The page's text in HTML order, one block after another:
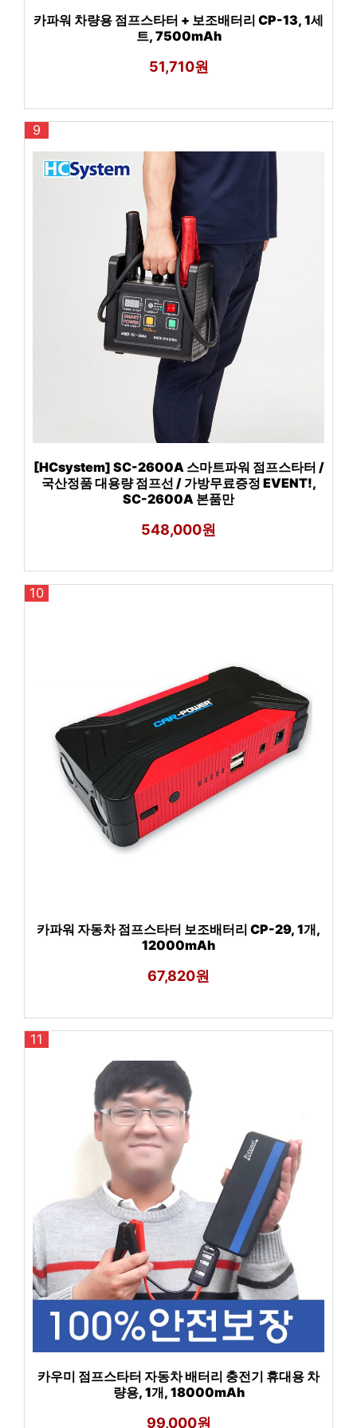
카파워 차량용 점프스타터 + 보조배터리 CP-13, 1세
트, 7500mAh
51,710원
9
[HCsystem] SC-2600A 스마트파워 점프스타터 /
국산정품 대용량 점프선 / 가방무료증정 EVENT!,
SC-2600A 본품만
548,000원
10
카파워 자동차 점프스타터 보조배터리 CP-29, 1개,
12000mAh
67,820원
11
카우미 점프스타터 자동차 배터리 충전기 휴대용 차
량용, 1개, 18000mAh
99,000원